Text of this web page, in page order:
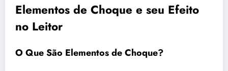
Elementos de Choque e seu Efeito
no Leitor
O Que São Elementos de Choque?